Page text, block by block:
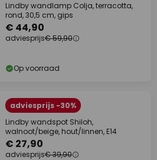
Lindby wandlamp Colja, terracotta,
rond, 30,5 cm, gips
€ 44,90
adviesprijs€ 59,90
Op voorraad
adviesprijs -30%
Lindby wandspot Shiloh,
walnoot/beige, hout/linnen, E14
€ 27,90
adviesprijs€ 39,90